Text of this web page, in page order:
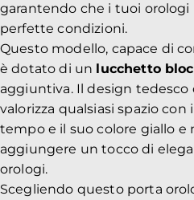
garantendo che i tuoi
perfette condizioni.
Questo modello, capace di
è dotato di un lucchetto
aggiuntiva. Il design tedesco
valorizza qualsiasi spazio con
tempo e il suo colore giallo e
aggiungere un tocco di
orologi.
Scegliendo questo porta